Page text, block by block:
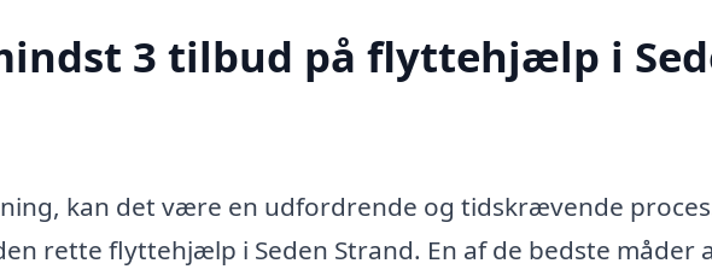
3 tilbud på flyttehjælp i
kan det være en udfordrende og tidskrævende
rette flyttehjælp i Seden Strand. En af de bedste måder